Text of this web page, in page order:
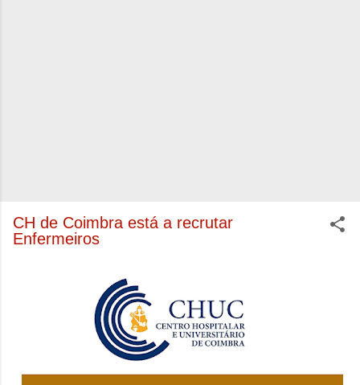
CH de Coimbra está a recrutar
Enfermeiros